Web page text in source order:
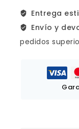
Entrega
Envío y
pedidos